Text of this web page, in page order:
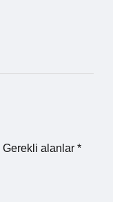
Gerekli alanlar *